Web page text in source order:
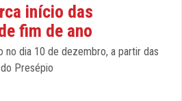
início das
fim de ano
no dia 10 de dezembro, a partir das
Presépio